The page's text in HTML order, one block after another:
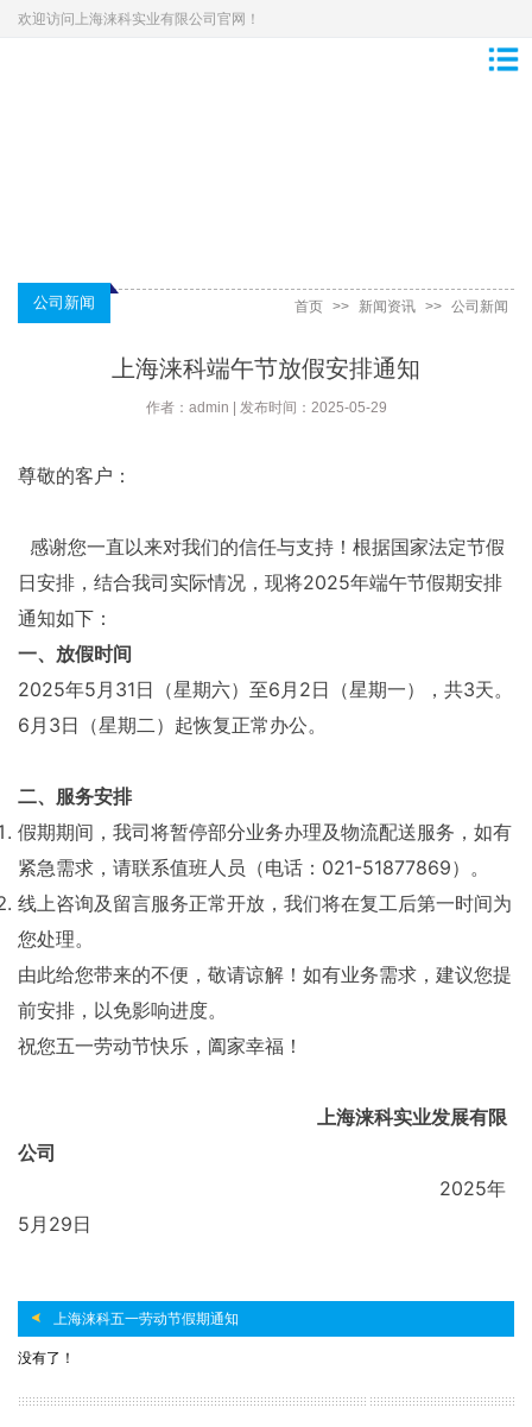
欢迎访问上海涞科实业有限公司官网！
公司新闻 首页 >> 新闻资讯 >> 公司新闻
上海涞科端午节放假安排通知
作者：admin | 发布时间：2025-05-29
尊敬的客户：
感谢您一直以来对我们的信任与支持！根据国家法定节假
日安排，结合我司实际情况，现将2025年端午节假期安排
通知如下：
一、放假时间
2025年5月31日（星期六）至6月2日（星期一），共3天。
6月3日（星期二）起恢复正常办公。
二、服务安排
假期期间，我司将暂停部分业务办理及物流配送服务，如有
紧急需求，请联系值班人员（电话：021-51877869）。
线上咨询及留言服务正常开放，我们将在复工后第一时间为
您处理。
由此给您带来的不便，敬请谅解！如有业务需求，建议您提
前安排，以免影响进度。
祝您五一劳动节快乐，阖家幸福！
上海涞科实业发展有限
公司
2025年
5月29日
上海涞科五一劳动节假期通知
没有了！